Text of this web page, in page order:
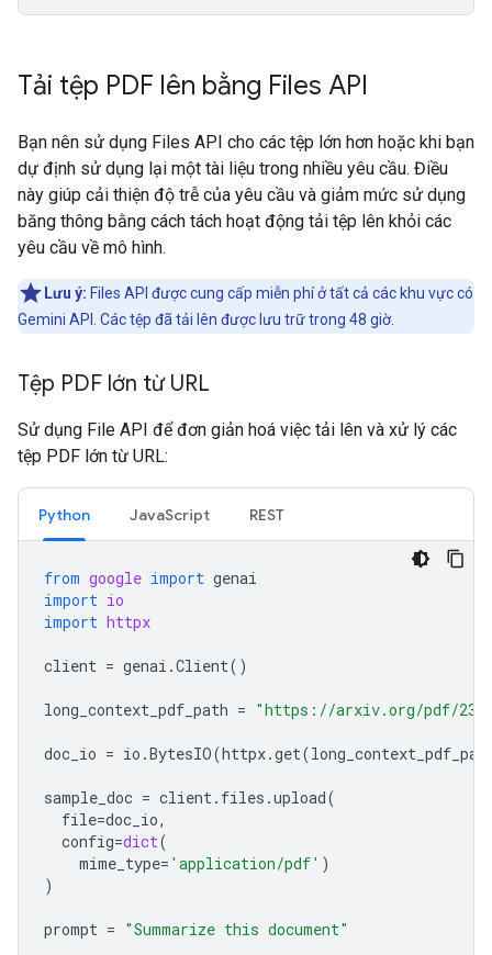
Tải tệp PDF lên bằng Files API
Bạn nên sử dụng Files API cho các tệp lớn hơn hoặc khi bạn
dự định sử dụng lại một tài liệu trong nhiều yêu cầu. Điều
này giúp cải thiện độ trễ của yêu cầu và giảm mức sử dụng
băng thông bằng cách tách hoạt động tải tệp lên khỏi các
yêu cầu về mô hình.
Lưu ý: Files API được cung cấp miễn phí ở tất cả các khu vực có
Gemini API. Các tệp đã tải lên được lưu trữ trong 48 giờ.
Tệp PDF lớn từ URL
Sử dụng File API để đơn giản hoá việc tải lên và xử lý các
tệp PDF lớn từ URL:
Python JavaScript REST
from google import genai
import io
import httpx
client = genai .Client()
long_context_pdf_path = "https://arxiv.org/pdf/
doc_io = io .BytesIO(httpx.get(
sample_doc = client. files .upload(
file=doc_io,
config=dict(
mime_type= 'application/pdf' )
)
prompt = "Summarize this document"